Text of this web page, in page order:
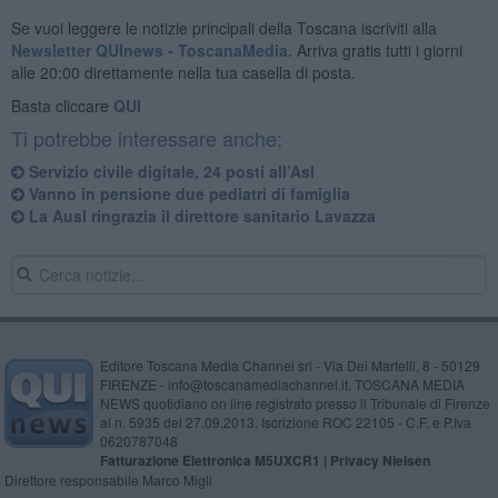
Se vuoi leggere le notizie principali della Toscana iscriviti alla
Newsletter QUInews - ToscanaMedia. Arriva gratis tutti i giorni
alle 20:00 direttamente nella tua casella di posta.
Basta cliccare QUI
Ti potrebbe interessare anche:
Servizio civile digitale, 24 posti all’Asl
Vanno in pensione due pediatri di famiglia
La Ausl ringrazia il direttore sanitario Lavazza
Editore Toscana Media Channel srl - Via Dei Martelli, 8 - 50129
FIRENZE - info@toscanamediachannel.it. TOSCANA MEDIA
NEWS quotidiano on line registrato presso il Tribunale di Firenze
al n. 5935 del 27.09.2013. Iscrizione ROC 22105 - C.F. e P.Iva
0620787048
Fatturazione Elettronica M5UXCR1 | Privacy Nielsen
Direttore responsabile Marco Migli